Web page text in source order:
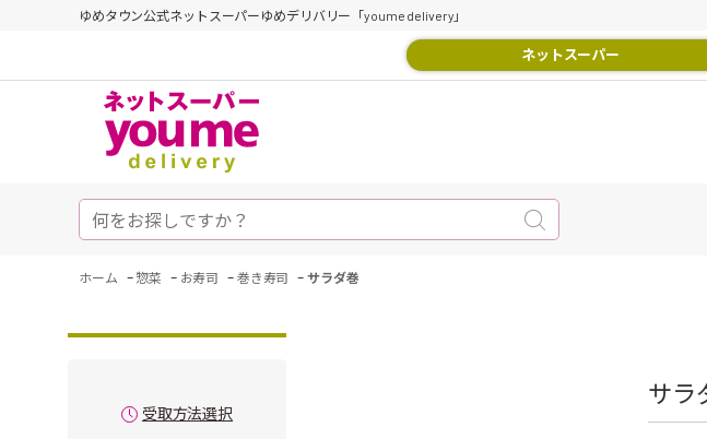
ゆめタウン公式ネットスーパーゆめデリバリー「youme delivery」
ネットスーパー
ホーム - 惣菜 - お寿司 - 巻き寿司 - サラダ巻
受取方法選択
サラ